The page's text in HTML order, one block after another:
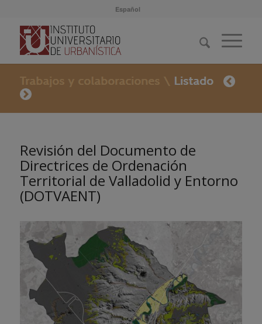
Español
Revisión del Documento de
Directrices de Ordenación
Territorial de Valladolid y Entorno
(DOTVAENT)